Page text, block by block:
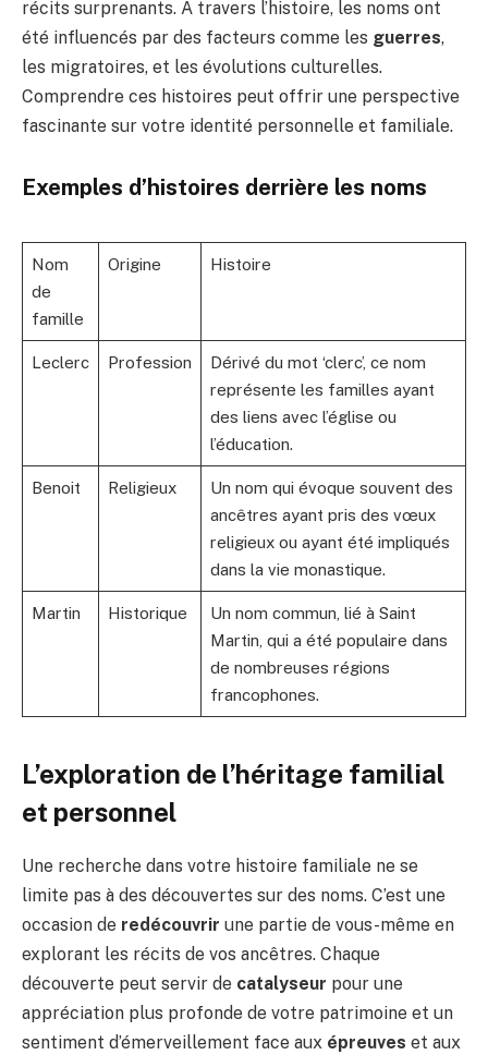
récits surprenants. À travers l’histoire, les noms ont
été influencés par des facteurs comme les guerres,
les migratoires, et les évolutions culturelles.
Comprendre ces histoires peut offrir une perspective
fascinante sur votre identité personnelle et familiale.
Exemples d’histoires derrière les noms
Nom
de
famille
Origine Histoire
Leclerc Profession
Dérivé du mot ‘clerc’, ce nom
représente les familles ayant
des liens avec l’église ou
l’éducation.
Benoit Religieux
Un nom qui évoque souvent des
ancêtres ayant pris des vœux
religieux ou ayant été impliqués
dans la vie monastique.
Martin Historique
Un nom commun, lié à Saint
Martin, qui a été populaire dans
de nombreuses régions
francophones.
L’exploration de l’héritage familial
et personnel
Une recherche dans votre histoire familiale ne se
limite pas à des découvertes sur des noms. C’est une
occasion de redécouvrir une partie de vous-même en
explorant les récits de vos ancêtres. Chaque
découverte peut servir de catalyseur pour une
appréciation plus profonde de votre patrimoine et un
sentiment d’émerveillement face aux épreuves et aux